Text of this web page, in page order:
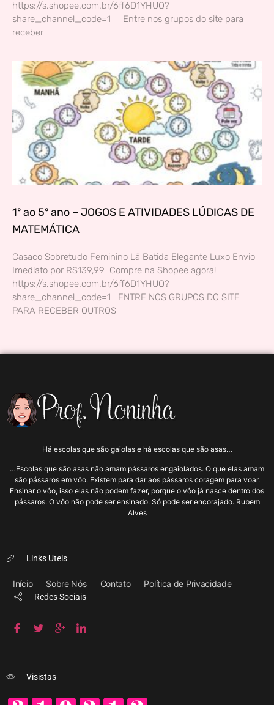
https://s.shopee.com.br/6ff6D1YHUQ?
share_channel_code=1 Entre nos grupos do site para
receber
1º ao 5º ano – JOGOS E ATIVIDADES LÚDICAS DE
MATEMÁTICA
Casaco Sobretudo Feminino Lã Batida Elegante Luxo Envio
Imediato por R$139,99 Compre na Shopee agora!
https://s.shopee.com.br/6ff6D1YHUQ?
share_channel_code=1 ENTRE NOS GRUPOS DO SITE
PARA RECEBER OUTROS
Há escolas que são gaiolas e há escolas que são asas…
…Escolas que são asas não amam pássaros engaiolados. O que elas amam
são pássaros em vôo. Existem para dar aos pássaros coragem para voar.
Ensinar o vôo, isso elas não podem fazer, porque o vôo já nasce dentro dos
pássaros. O vôo não pode ser ensinado. Só pode ser encorajado. Rubem
Alves
Links Uteis
Início Sobre Nós Contato Política de Privacidade
Redes Sociais
Visistas